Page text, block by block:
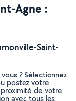
Agne :
Saint-
? Sélectionnez
postez votre
de votre
avec tous les